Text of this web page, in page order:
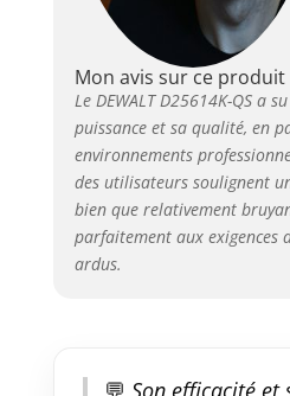
transport et le
permettant une
optimale des
accessoires.
Conçu pour un
d'utilisation
perforateur
d'une poignée
réduit la fatigue
longues sessions
perforateur
Mon avis sur ce produit
Le DEWALT D25614K-QS a
puissance et sa qualité, en
environnements
des utilisateurs soulignent
bien que relativement
parfaitement aux exigences
ardus.